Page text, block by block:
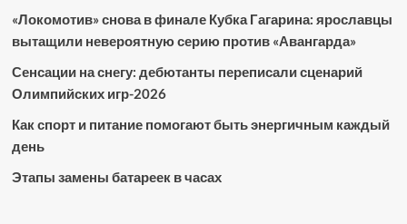
«Локомотив» снова в финале Кубка Гагарина: ярославцы
вытащили невероятную серию против «Авангарда»
Сенсации на снегу: дебютанты переписали сценарий
Олимпийских игр-2026
Как спорт и питание помогают быть энергичным каждый
день
Этапы замены батареек в часах